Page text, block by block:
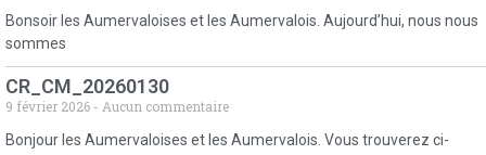
Bonsoir les Aumervaloises et les Aumervalois. Aujourd’hui, nous nous
sommes
CR_CM_20260130
9 février 2026
Aucun commentaire
Bonjour les Aumervaloises et les Aumervalois. Vous trouverez ci-